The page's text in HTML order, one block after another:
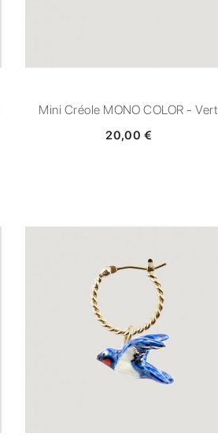
Mini Créole MONO COLOR - Vert
20,00 €